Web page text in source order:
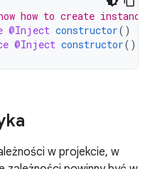
how to create
@Inject constructor() {
@Inject constructor()
w projekcie, w